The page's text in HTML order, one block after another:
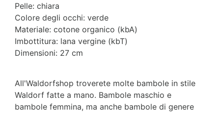
Pelle: chiara
Colore degli occhi: verde
Materiale: cotone organico (kbA)
Imbottitura: lana vergine (kbT)
Dimensioni: 27 cm
All'Waldorfshop troverete molte bambole in stile
Waldorf fatte a mano. Bambole maschio e
bambole femmina, ma anche bambole di genere